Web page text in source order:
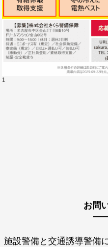
1
お問
施設警備と交通誘導警備